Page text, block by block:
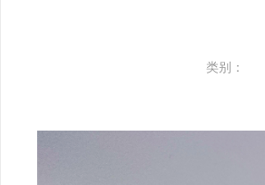
类别：